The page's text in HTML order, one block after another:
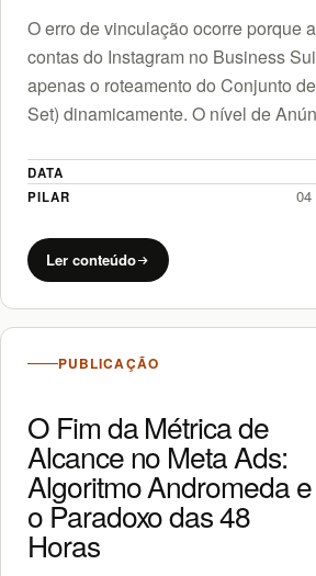
O erro de vinculação ocorre porque
contas do Instagram no Business
apenas o roteamento do Conjunto
Set) dinamicamente. O nível de
DATA
PILAR 04
Ler conteúdo
PUBLICAÇÃO
O Fim da Métrica de
Alcance no Meta Ads:
Algoritmo Andromeda e
o Paradoxo das 48
Horas